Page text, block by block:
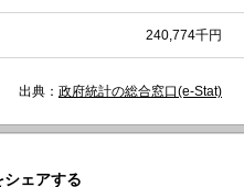
240,774千円
出典： 政府統計の総合窓口(e-Stat)
ェアする